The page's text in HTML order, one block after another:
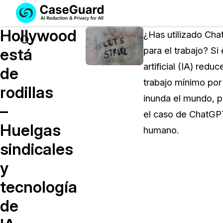
Servicios
SUSCRÍBASE
A
CASEGUARD
STUDIO
Soluciones
Search
Hollywood
está
de
rodillas
–
Huelgas
sindicales
y
tecnología
de
¿Has utilizado
para el trabajo?
artificial (IA)
trabajo mínimo
inunda el mundo,
el caso de
humano.